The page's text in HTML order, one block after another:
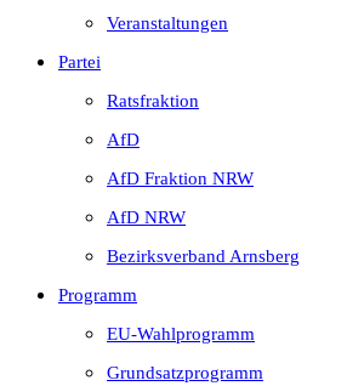
Veranstaltungen
Partei
Ratsfraktion
AfD
AfD Fraktion NRW
AfD NRW
Bezirksverband Arnsberg
Programm
EU-Wahlprogramm
Grundsatzprogramm